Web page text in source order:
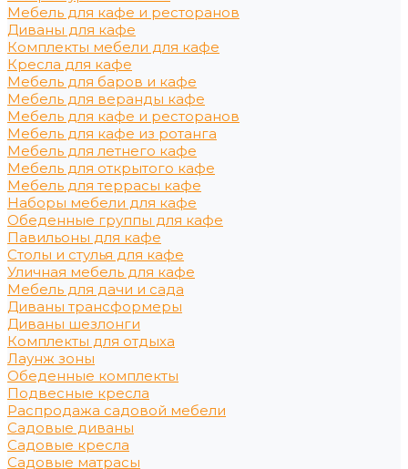
Мебель для кафе и ресторанов
Диваны для кафе
Комплекты мебели для кафе
Кресла для кафе
Мебель для баров и кафе
Мебель для веранды кафе
Мебель для кафе и ресторанов
Мебель для кафе из ротанга
Мебель для летнего кафе
Мебель для открытого кафе
Мебель для террасы кафе
Наборы мебели для кафе
Обеденные группы для кафе
Павильоны для кафе
Столы и стулья для кафе
Уличная мебель для кафе
Мебель для дачи и сада
Диваны трансформеры
Диваны шезлонги
Комплекты для отдыха
Лаунж зоны
Обеденные комплекты
Подвесные кресла
Распродажа садовой мебели
Садовые диваны
Садовые кресла
Садовые матрасы